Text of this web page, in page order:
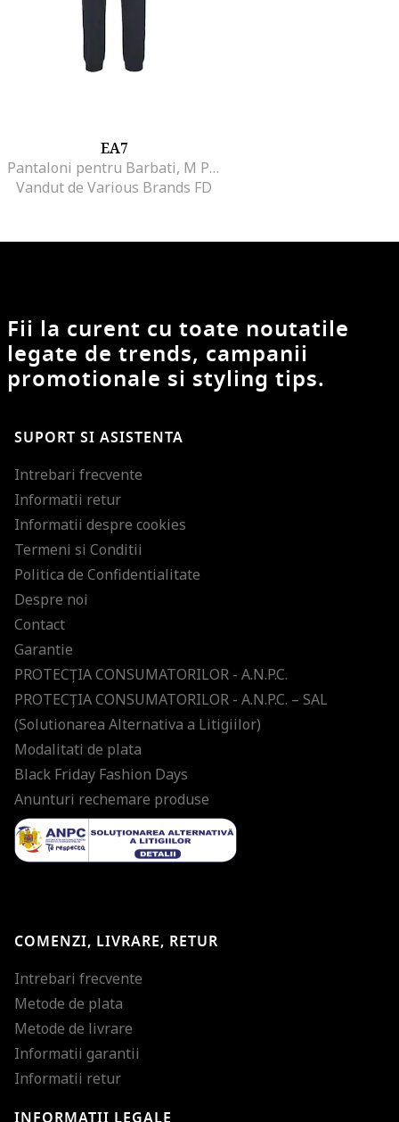
EA7
Pantaloni pentru Barbati, M Pants Ch Inpl, 3RPP78-PJARZ-1578, XS INTL, Albastru
Vandut de Various Brands FD
Fii la curent cu toate noutatile
legate de trends, campanii
promotionale si styling tips.
SUPORT SI ASISTENTA
Intrebari frecvente
Informatii retur
Informatii despre cookies
Termeni si Conditii
Politica de Confidentialitate
Despre noi
Contact
Garantie
PROTECŢIA CONSUMATORILOR - A.N.P.C.
PROTECŢIA CONSUMATORILOR - A.N.P.C. – SAL
(Solutionarea Alternativa a Litigiilor)
Modalitati de plata
Black Friday Fashion Days
Anunturi rechemare produse
COMENZI, LIVRARE, RETUR
Intrebari frecvente
Metode de plata
Metode de livrare
Informatii garantii
Informatii retur